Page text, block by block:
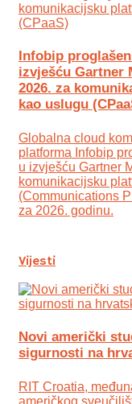
Infobip
izvješću Gartner
2026. za
kao uslugu
Globalna cloud
platforma Infobip
u izvješću Gartner
komunikacijsku
(Communications
za 2026. godinu.
Vijesti
Novi američki
sigurnosti na
RIT Croatia,
američkog